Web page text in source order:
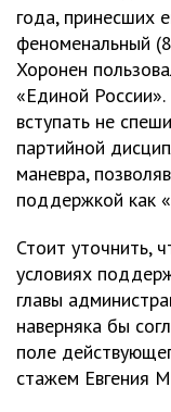
года, принесших
феноменальный
Хоронен
«Единой
вступать не
партийной
маневра,
поддержкой как
Стоит уточнить,
условиях
главы
наверняка бы
поле
стажем Евгения